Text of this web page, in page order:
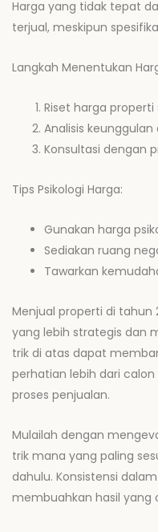
Harga yang tidak tepat
terjual, meskipun
Langkah Menentukan
Riset harga
Analisis
Konsultasi dengan
Tips Psikologi Harga:
Gunakan harga
Sediakan ruang
Tawarkan
Menjual properti di
yang lebih strategis dan
trik di atas dapat
perhatian lebih dari
proses penjualan.
Mulailah dengan
trik mana yang paling
dahulu. Konsistensi
membuahkan hasil yang